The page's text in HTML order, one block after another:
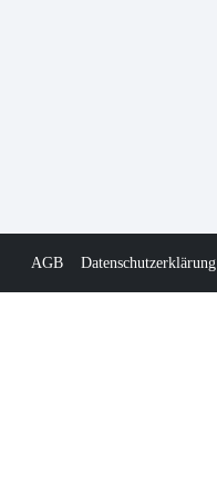
AGB Datenschutzerklärung